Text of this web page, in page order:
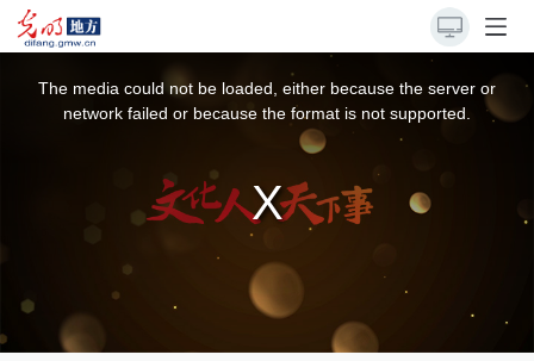
The media could not be loaded, either because the server or
network failed or because the format is not supported.